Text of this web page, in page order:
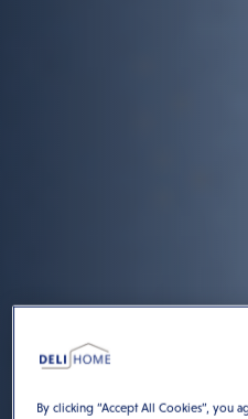
By clicking “Accept All Cookies”, you